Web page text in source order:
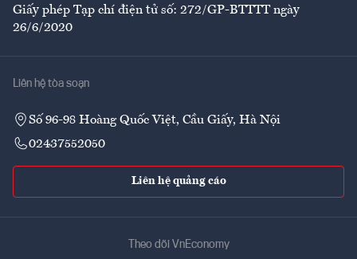
Giấy phép Tạp chí điện tử số: 272/GP-BTTTT ngày
26/6/2020
Liên hệ tòa soạn
Số 96-98 Hoàng Quốc Việt, Cầu Giấy, Hà Nội
02437552050
Liên hệ quảng cáo
Theo dõi VnEconomy